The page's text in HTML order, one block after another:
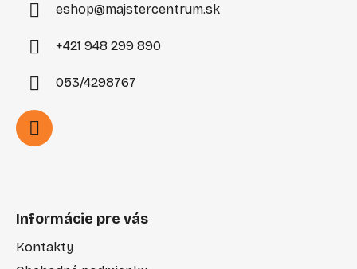
eshop@majstercentrum.sk
+421 948 299 890
053/4298767
Informácie pre vás
Kontakty